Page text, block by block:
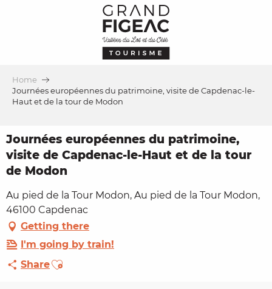
Home
Journées européennes du patrimoine, visite de Capdenac-le-
Haut et de la tour de Modon
Journées européennes du patrimoine,
visite de Capdenac-le-Haut et de la tour
de Modon
Au pied de la Tour Modon, Au pied de la Tour Modon,
46100 Capdenac
Getting there
I'm going by train!
ShareAjouter aux favoris